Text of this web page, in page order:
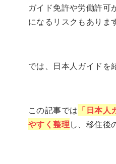
ガイド免許や労働許可
になるリスクもあります
では、日本人ガイドを
この記事では 「日本
やすく整理し、移住後